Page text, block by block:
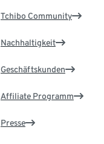
Tchibo Community
Nachhaltigkeit
Geschäftskunden
Affiliate Programm
Presse